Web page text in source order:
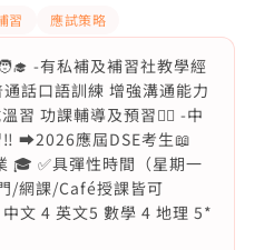
習 應試策略
-有私補及補習社教學經
話口語訓練 增強溝通能力
習 功課輔導及預習❤️‍🔥 -中
➡️2026應屆DSE考生📖
✅具彈性時間（星期一
/網課/Café授課皆可
文 4 英文5 數學 4 地理 5*